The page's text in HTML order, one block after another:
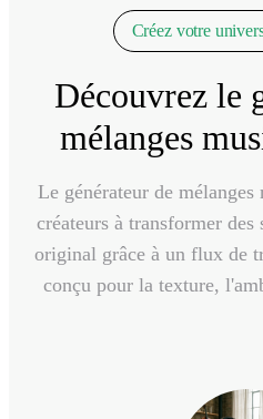
Créez votre
Découvrez le
mélanges
Le générateur de
créateurs à transformer
original grâce à un flux de
conçu pour la texture,